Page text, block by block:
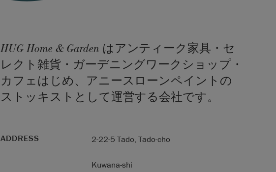
HUG Home & Garden はアンティーク家具・セ
レクト雑貨・ガーデニングワークショップ・
カフェはじめ、アニースローンペイントの
ストッキストとして運営する会社です。
ADDRESS 2-22-5 Tado, Tado-cho
Kuwana-shi